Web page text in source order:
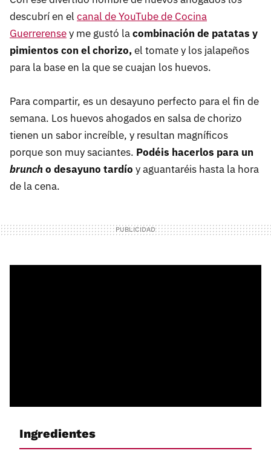
descubrí en el canal de YouTube de Cocina
Guerrerensey me gustó lacombinación de patatas y
pimientos con el chorizo,el tomate y los jalapeños
para la base en la que se cuajan los huevos.
Para compartir, es un desayuno perfecto para el fin de
semana. Los huevos ahogados en salsa de chorizo
tienen un sabor increíble, y resultan magníficos
porque son muy saciantes. Podéis hacerlos para un
bruncho desayuno tardío y aguantaréis hasta la hora
de la cena.
Ingredientes